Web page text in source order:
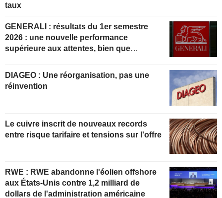
taux
GENERALI : résultats du 1er semestre
2026 : une nouvelle performance
supérieure aux attentes, bien que
DIAGEO : Une réorganisation, pas une
réinvention
Le cuivre inscrit de nouveaux records
entre risque tarifaire et tensions sur l'offre
RWE : RWE abandonne l'éolien offshore
aux États-Unis contre 1,2 milliard de
dollars de l'administration américaine